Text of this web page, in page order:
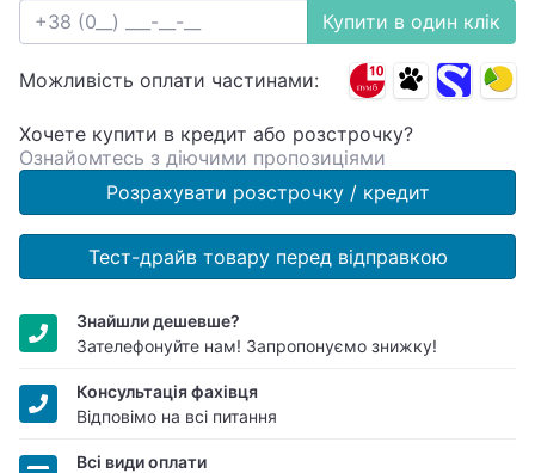
Купити в один клік
Можливість оплати частинами:
Хочете купити в кредит або розстрочку?
Ознайомтесь з діючими пропозиціями
Розрахувати розстрочку / кредит
Тест-драйв товару перед відправкою
Знайшли дешевше?
Зателефонуйте нам! Запропонуємо знижку!
Консультація фахівця
Відповімо на всі питання
Всі види оплати